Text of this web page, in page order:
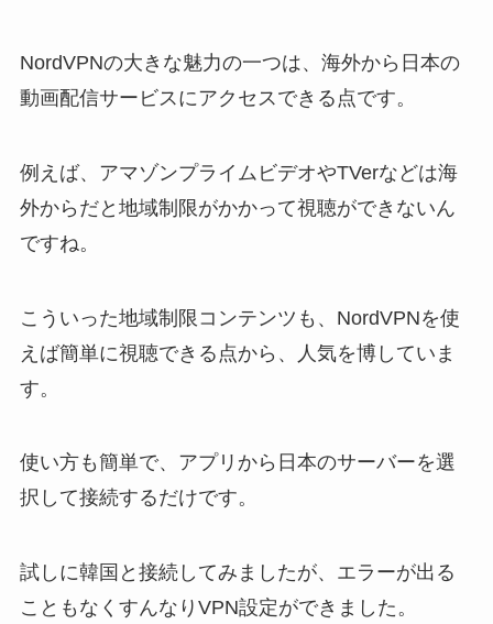
NordVPNの大きな魅力の一つは、海外から日本の
動画配信サービスにアクセスできる点です。
例えば、アマゾンプライムビデオやTVerなどは海
外からだと地域制限がかかって視聴ができないん
ですね。
こういった地域制限コンテンツも、NordVPNを使
えば簡単に視聴できる点から、人気を博していま
す。
使い方も簡単で、アプリから日本のサーバーを選
択して接続するだけです。
試しに韓国と接続してみましたが、エラーが出る
こともなくすんなりVPN設定ができました。